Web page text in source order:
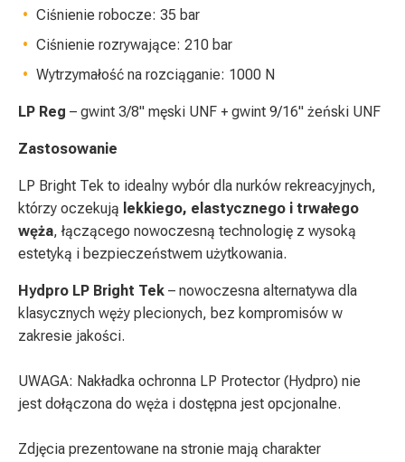
Ciśnienie robocze: 35 bar
Ciśnienie rozrywające: 210 bar
Wytrzymałość na rozciąganie: 1000 N
LP Reg – gwint 3/8" męski UNF + gwint 9/16" żeński UNF
Zastosowanie
LP Bright Tek to idealny wybór dla nurków rekreacyjnych,
którzy oczekują lekkiego, elastycznego i trwałego
węża, łączącego nowoczesną technologię z wysoką
estetyką i bezpieczeństwem użytkowania.
Hydpro LP Bright Tek – nowoczesna alternatywa dla
klasycznych węży plecionych, bez kompromisów w
zakresie jakości.
UWAGA: Nakładka ochronna LP Protector (Hydpro) nie
jest dołączona do węża i dostępna jest opcjonalne.
Zdjęcia prezentowane na stronie mają charakter